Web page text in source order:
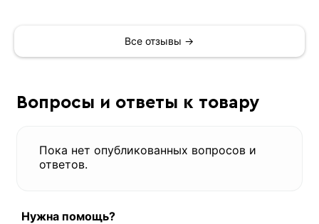
Все отзывы →
Вопросы и ответы к товару
Пока нет опубликованных вопросов и
ответов.
Нужна помощь?